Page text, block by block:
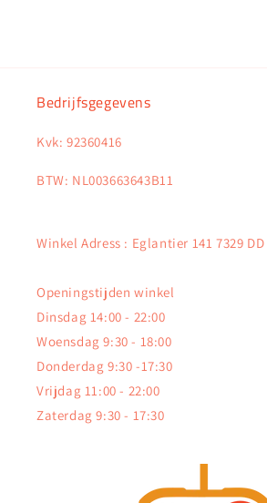
Bedrijfsgegevens
Kvk: 92360416
BTW: NL003663643B11
Winkel Adress : Eglantier 141 7329 DD
Openingstijden winkel
Dinsdag 14:00 - 22:00
Woensdag 9:30 - 18:00
Donderdag 9:30 -17:30
Vrijdag 11:00 - 22:00
Zaterdag 9:30 - 17:30